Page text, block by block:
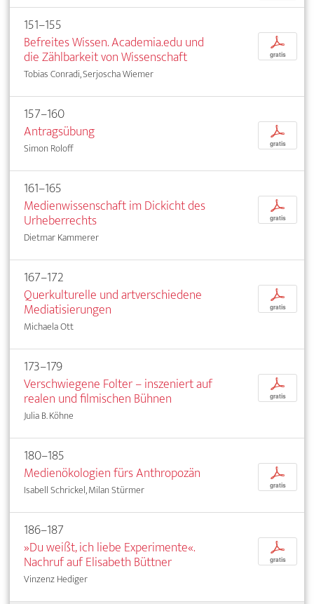
151–155
Befreites Wissen. Academia.edu und
die Zählbarkeit von Wissenschaft
Tobias Conradi, Serjoscha Wiemer
p
gratis
157–160
Antragsübung
Simon Roloff
p
gratis
161–165
Medienwissenschaft im Dickicht des
Urheberrechts
Dietmar Kammerer
p
gratis
167–172
Querkulturelle und artverschiedene
Mediatisierungen
Michaela Ott
p
gratis
173–179
Verschwiegene Folter – inszeniert auf
realen und filmischen Bühnen
Julia B. Köhne
p
gratis
180–185
Medienökologien fürs Anthropozän
Isabell Schrickel, Milan Stürmer
p
gratis
186–187
»Du weißt, ich liebe Experimente«.
Nachruf auf Elisabeth Büttner
Vinzenz Hediger
p
gratis